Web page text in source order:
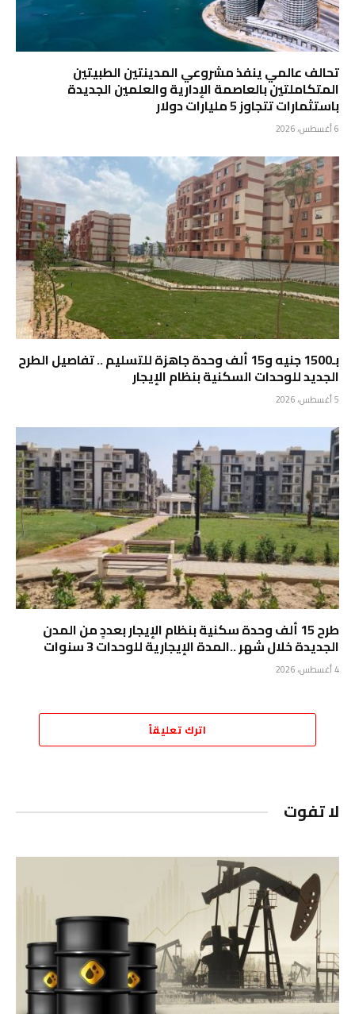
تحالف عالمي ينفذ مشروعي المدينتين الطبيتين
المتكاملتين بالعاصمة الإدارية والعلمين الجديدة
باستثمارات تتجاوز 5 مليارات دولار
6 أغسطس، 2026
بـ1500 جنيه و15 ألف وحدة جاهزة للتسليم .. تفاصيل الطرح
الجديد للوحدات السكنية بنظام الإيجار
5 أغسطس، 2026
طرح 15 ألف وحدة سكنية بنظام الإيجار بعددٍ من المدن
الجديدة خلال شهر ..المدة الإيجارية للوحدات 3 سنوات
4 أغسطس، 2026
اترك تعليقاً
لا تفوت